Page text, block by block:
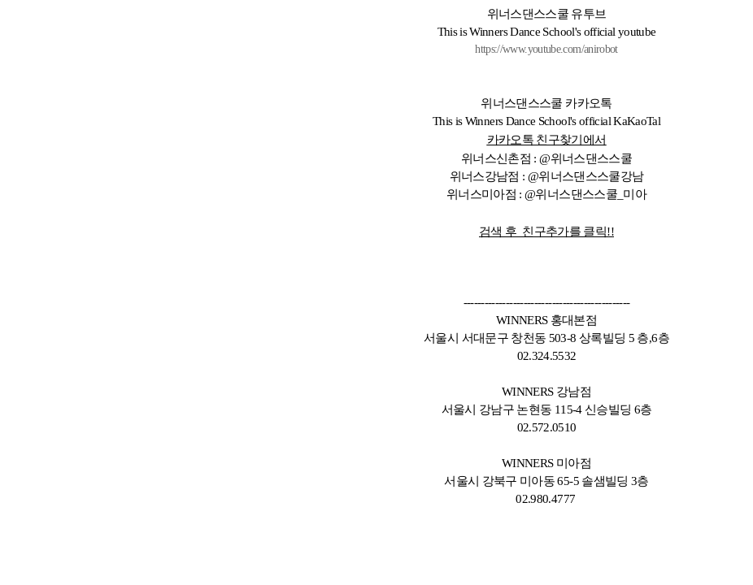
위너스댄스스쿨 유투브
This is Winners Dance School's official youtube
https://www.youtube.com/anirobot
위너스댄스스쿨 카카오톡
This is Winners Dance School's official KaKaoTal
카카오톡 친구찾기에서
위너스신촌점 : @위너스댄스스쿨
위너스강남점 : @위너스댄스스쿨강남
위너스미아점 : @위너스댄스스쿨_미아
검색 후 친구추가를 클릭!!
-----------------------------------------------
WINNERS 홍대본점
서울시 서대문구 창천동 503-8 상록빌딩 5 층,6층
02.324.5532
WINNERS 강남점
서울시 강남구 논현동 115-4 신승빌딩 6층
02.572.0510​
WINNERS 미아점
서울시 강북구 미아동 65-5 솔샘빌딩 3층
02.980.4777